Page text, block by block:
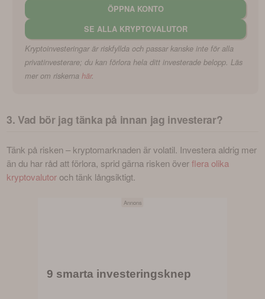
investerare – få nya insikter, ställ frågor och kopiera
handlares portföljer
Investera i kryptovalutor på en pålitlig plattform med över
ett decenniums erfarenhet. Dina krypto-tillgångar är
skyddade med avancerad säkerhet och kostnadsfri,
militärklassad offlineförvaring (sk. "cold storage").
ÖPPNA KONTO
SE ALLA KRYPTOVALUTOR
Kryptoinvesteringar är riskfyllda och passar kanske inte för alla
privatinvesterare; du kan förlora hela ditt investerade belopp. Läs
mer om riskerna här.
3. Vad bör jag tänka på innan jag investerar?
Tänk på risken – kryptomarknaden är volatil. Investera aldrig mer
än du har råd att förlora, sprid gärna risken över flera olika
kryptovalutor och tänk långsiktigt.